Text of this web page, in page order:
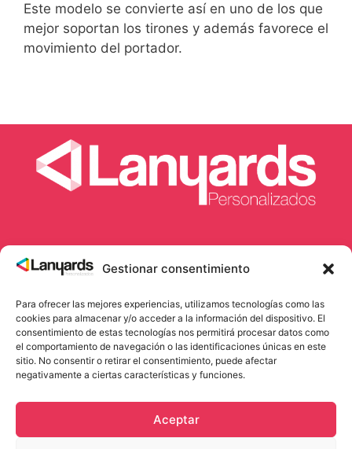
Gestionar consentimiento
Para ofrecer las mejores experiencias, utilizamos tecnologías como las
cookies para almacenar y/o acceder a la información del dispositivo. El
consentimiento de estas tecnologías nos permitirá procesar datos como
el comportamiento de navegación o las identificaciones únicas en este
sitio. No consentir o retirar el consentimiento, puede afectar
negativamente a ciertas características y funciones.
Aceptar
Este modelo se convierte así en uno de los que
mejor soportan los tirones y además favorece el
movimiento del portador.
Lanyards Madrid
Lanyards sublimados